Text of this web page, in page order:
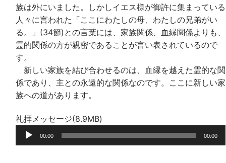
族は外にいました。しかしイエス様が御許に集まっている
人々に言われた「ここにわたしの母、わたしの兄弟がい
る。」(34節)との言葉には、家族関係、血縁関係よりも、
霊的関係の方が親密であることが言い表されているので
す。
新しい家族を結び合わせるのは、血縁を越えた霊的な関
係であり、主との永遠的な関係なのです。ここに新しい家
族への道があります。
礼拝メッセージ(8.9MB)
声
00:00 00:00